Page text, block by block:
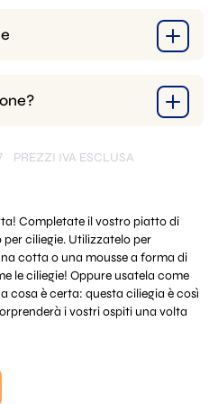
PREZZI IVA ESCLUSA
Completate il vostro piatto di
ciliegie. Utilizzatelo per
cotta o una mousse a forma di
le ciliegie! Oppure usatela come
cosa è certa: questa ciliegia è così
i vostri ospiti una volta